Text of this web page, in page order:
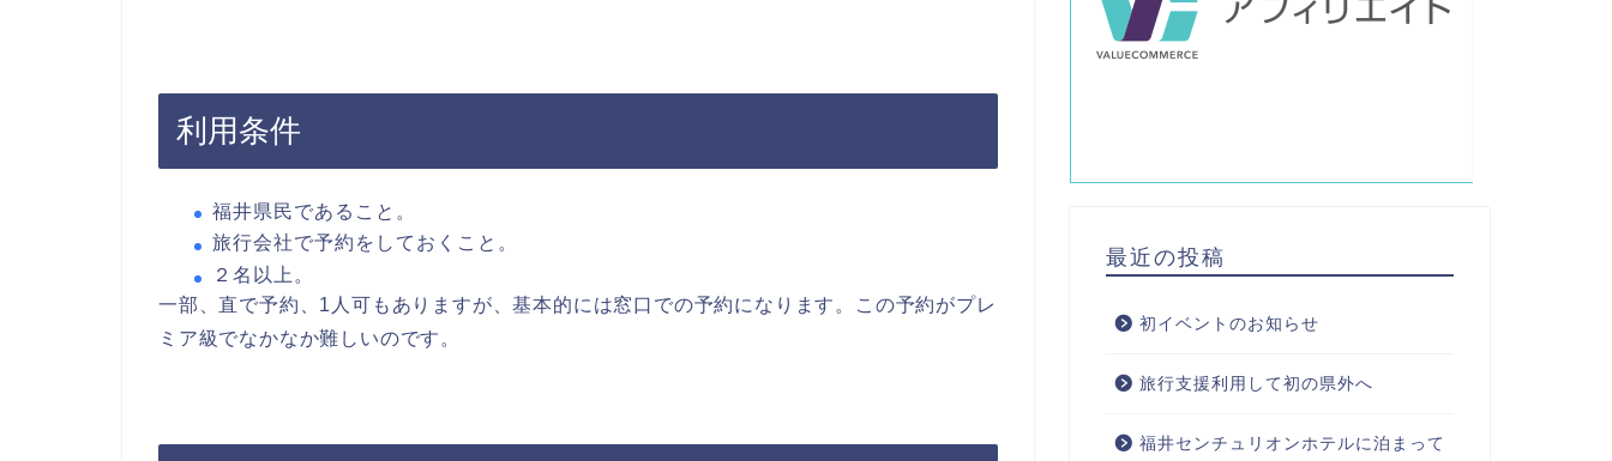
利用条件
福井県民であること。
旅行会社で予約をしておくこと。
２名以上。
一部、直で予約、1人可もありますが、基本的には窓口での予約になります。この予約がプレ
ミア級でなかなか難しいのです。
最近の投稿
初イベントのお知らせ
旅行支援利用して初の県外へ
福井センチュリオンホテルに泊まって